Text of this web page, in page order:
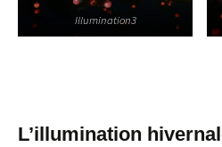
Illumination3
L’illumination